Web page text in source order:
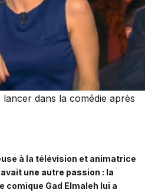
dans la comédie après
à la télévision et animatrice
une autre passion : la
comique Gad Elmaleh lui a